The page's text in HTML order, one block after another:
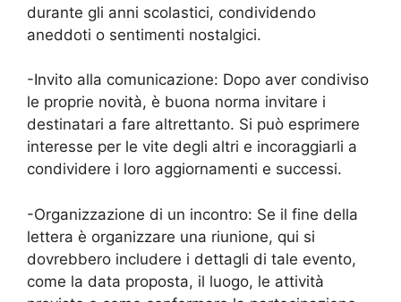
durante gli anni scolastici, condividendo
aneddoti o sentimenti nostalgici.
-Invito alla comunicazione: Dopo aver condiviso
le proprie novità, è buona norma invitare i
destinatari a fare altrettanto. Si può esprimere
interesse per le vite degli altri e incoraggiarli a
condividere i loro aggiornamenti e successi.
-Organizzazione di un incontro: Se il fine della
lettera è organizzare una riunione, qui si
dovrebbero includere i dettagli di tale evento,
come la data proposta, il luogo, le attività